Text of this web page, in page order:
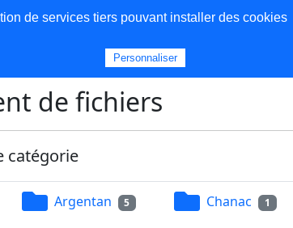
de fichiers
catégorie
Argentan 5 Chanac 1
de services tiers pouvant installer des cookies
Personnaliser